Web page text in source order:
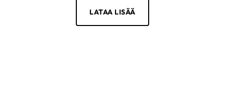
LATAA LISÄÄ